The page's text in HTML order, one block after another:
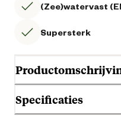
(Zee)watervast
Supersterk
Tixotrope, transparante,
Specificaties